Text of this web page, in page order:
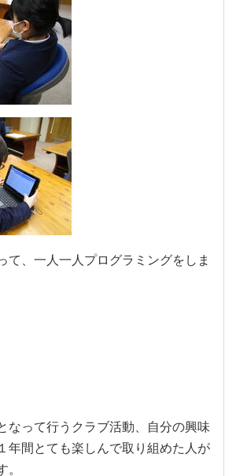
て、一人一人プログラミングをしま
なって行うクラブ活動、自分の興味
年間とても楽しんで取り組めた人が